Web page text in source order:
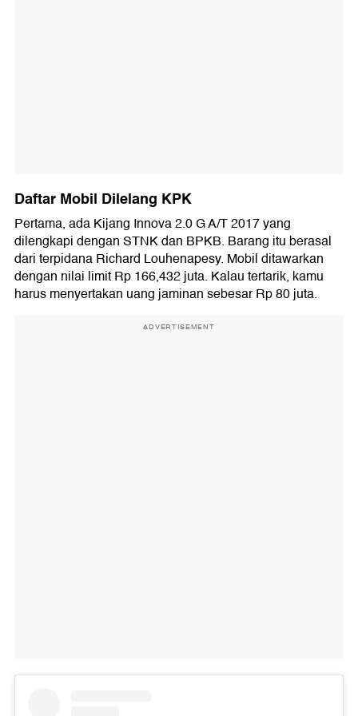
Daftar Mobil Dilelang KPK
Pertama, ada Kijang Innova 2.0 G A/T 2017 yang
dilengkapi dengan STNK dan BPKB. Barang itu berasal
dari terpidana Richard Louhenapesy. Mobil ditawarkan
dengan nilai limit Rp 166,432 juta. Kalau tertarik, kamu
harus menyertakan uang jaminan sebesar Rp 80 juta.
ADVERTISEMENT